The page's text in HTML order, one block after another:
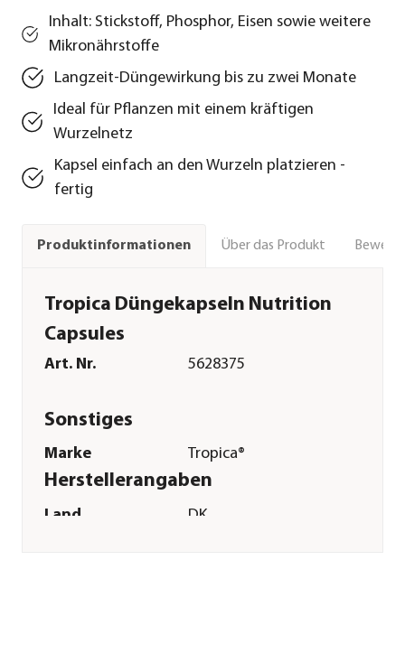
Inhalt: Stickstoff, Phosphor, Eisen sowie weitere
Mikronährstoffe
Langzeit-Düngewirkung bis zu zwei Monate
Ideal für Pflanzen mit einem kräftigen
Wurzelnetz
Kapsel einfach an den Wurzeln platzieren -
fertig
Produktinformationen Über das Produkt
Tropica Düngekapseln Nutrition
Capsules
Art. Nr. 5628375
Sonstiges
Marke Tropica®
Herstellerangaben
Land
DK